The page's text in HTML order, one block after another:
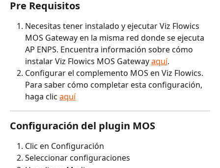
Pre Requisitos
Necesitas tener instalado y ejecutar Viz Flowics
MOS Gateway en la misma red donde se ejecuta
AP ENPS. Encuentra información sobre cómo
instalar Viz Flowics MOS Gateway aquí.
Configurar el complemento MOS en Viz Flowics.
Para saber cómo completar esta configuración,
haga clic aquí
Configuración del plugin MOS
Clic en Configuración
Seleccionar configuraciones